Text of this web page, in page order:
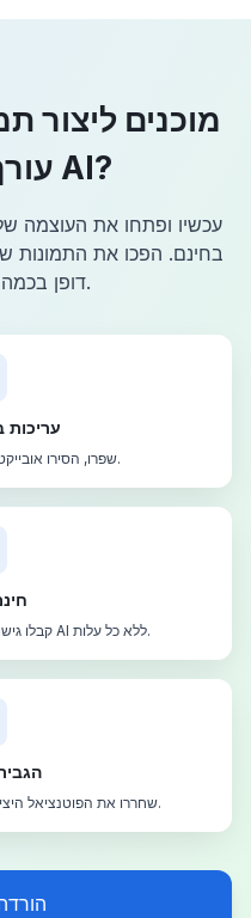
מוכנים ליצור
עורך התמונות AI?
דופן בכמה לחיצות בודדות.
שפרו, הסירו אובייקטים ושנו רקעים באופן מיידי.
100%
קבלו גישה לכלי עריכה עוצמתיים מבוססי AI ללא כל עלות.
שחררו את הפוטנציאל היצירתי שלכם עם כלים קלים לשימוש.